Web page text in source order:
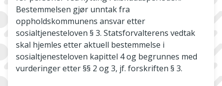
Bestemmelsen gjør unntak fra
oppholdskommunens ansvar etter
sosialtjenesteloven § 3. Statsforvalterens vedtak
skal hjemles etter aktuell bestemmelse i
sosialtjenesteloven kapittel 4 og begrunnes med
vurderinger etter §§ 2 og 3, jf. forskriften § 3.